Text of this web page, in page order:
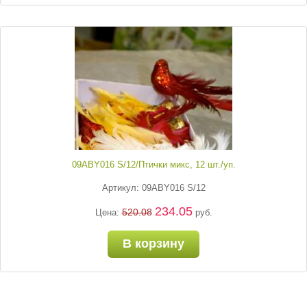
09ABY016 S/12/Птички микс, 12 шт./уп.
Артикул: 09ABY016 S/12
Цена:520.08 234.05руб.
В корзину